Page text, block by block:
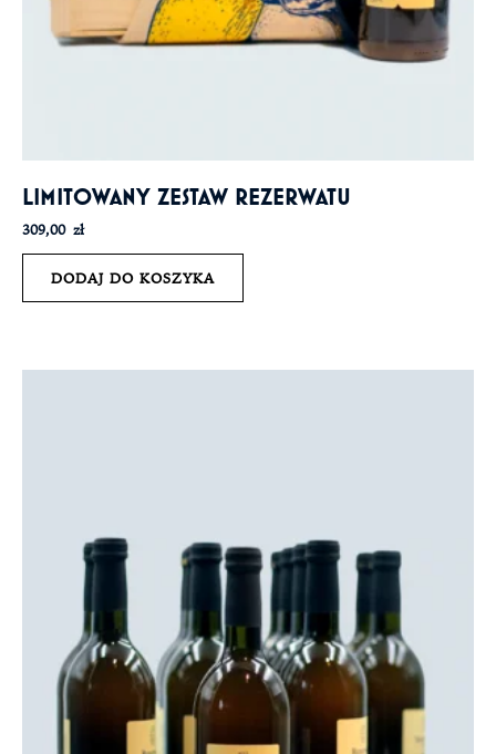
LIMITOWANY ZESTAW REZERWATU
309,00 zł
DODAJ DO KOSZYKA